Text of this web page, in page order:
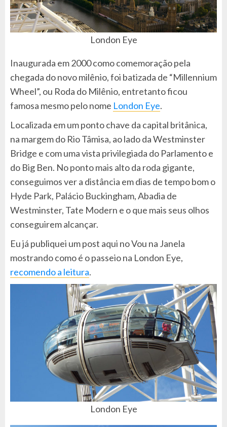
London Eye
Inaugurada em 2000 como comemoração pela
chegada do novo milênio, foi batizada de “Millennium
Wheel”, ou Roda do Milênio, entretanto ficou
famosa mesmo pelo nome London Eye.
Localizada em um ponto chave da capital britânica,
na margem do Rio Tâmisa, ao lado da Westminster
Bridge e com uma vista privilegiada do Parlamento e
do Big Ben. No ponto mais alto da roda gigante,
conseguimos ver a distância em dias de tempo bom o
Hyde Park, Palácio Buckingham, Abadia de
Westminster, Tate Modern e o que mais seus olhos
conseguirem alcançar.
Eu já publiquei um post aqui no Vou na Janela
mostrando como é o passeio na London Eye,
recomendo a leitura.
London Eye